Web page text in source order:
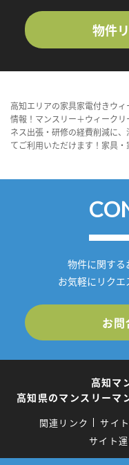
物件
高知エリアの家具家電付きウ
情報！マンスリー＋ウィーク
ネス出張・研修の経費削減に
てご利用いただけます！家具・
物件に関する
お気軽にリクエ
お問
高知マ
高知県のマンスリーマ
関連リンク サイ
サイト